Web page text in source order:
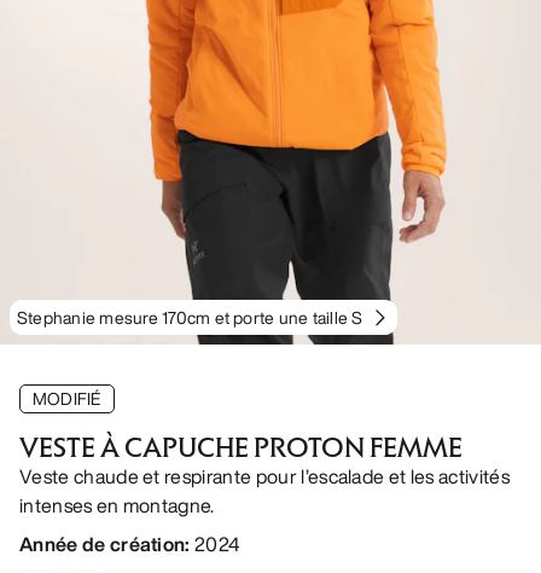
Stephanie mesure 170cm et porte une taille S
MODIFIÉ
VESTE À CAPUCHE PROTON FEMME
Veste chaude et respirante pour l’escalade et les activités
intenses en montagne.
Année de création: 2024